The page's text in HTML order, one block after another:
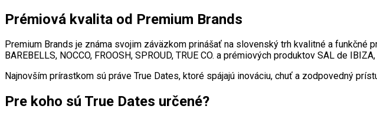
Prémiová kvalita od Premium Brands
Premium Brands je známa svojim záväzkom prinášať na slovenský trh kvalitné a funkčné
BAREBELLS, NOCCO, FROOSH, SPROUD, TRUE CO. a prémiových produktov SAL de
Najnovším prírastkom sú práve True Dates, ktoré spájajú inováciu, chuť a zodpovedný
Pre koho sú True Dates určené?